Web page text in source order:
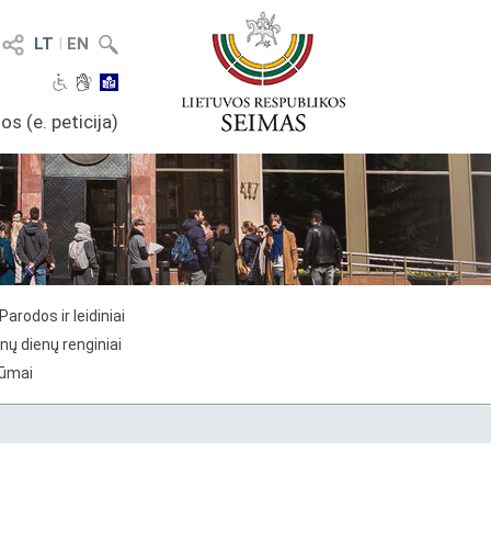
LT I EN
(e. peticija)
Parodos ir leidiniai
dienų renginiai